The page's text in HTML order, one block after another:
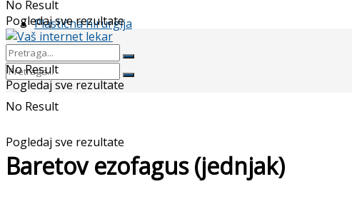
Plastična hirurgija
No Result
Pogledaj sve rezultate
No Result
Pogledaj sve rezultate
No Result
Pogledaj sve rezultate
Baretov ezofagus (jednjak)